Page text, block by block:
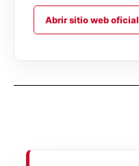
Abrir sitio web oficial